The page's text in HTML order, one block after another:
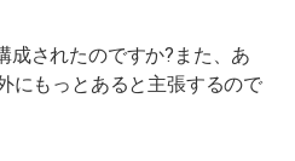
成されたのですか?また、あ
にもっとあると主張するので